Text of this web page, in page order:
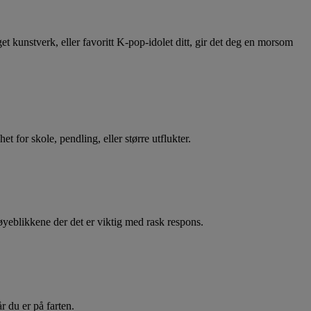
kunstverk, eller favoritt K-pop-idolet ditt, gir det deg en morsom
for skole, pendling, eller større utflukter.
der det er viktig med rask respons.
du er på farten.